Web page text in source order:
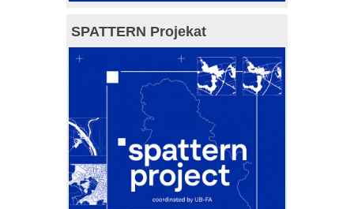
SPATTERN Projekat